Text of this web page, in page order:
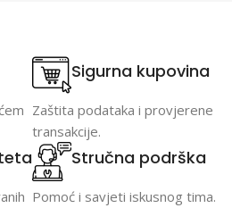
Sigurna kupovina
Zaštita podataka i provjerene
transakcije.
Stručna podrška
Pomoć i savjeti iskusnog tima.